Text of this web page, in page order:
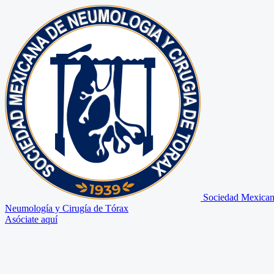
Sociedad
Neumología y Cirugía de Tórax
Asóciate aquí